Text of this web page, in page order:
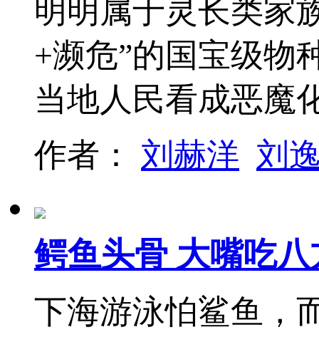
明明属于灵长类家
+濒危”的国宝级物
当地人民看成恶
作者： 刘赫洋 刘
鳄鱼头骨 大嘴吃八
下海游泳怕鲨鱼，